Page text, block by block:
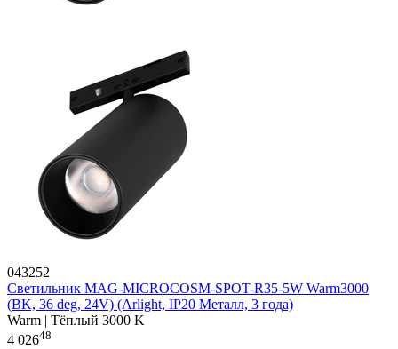
043252
Светильник MAG-MICROCOSM-SPOT-R35-5W Warm3000
(BK, 36 deg, 24V) (Arlight, IP20 Металл, 3 года)
Warm | Тёплый 3000 K
4 02648